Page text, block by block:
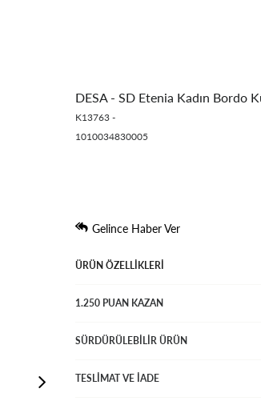
DESA - SD Etenia Kadın Bordo
K13763 -
1010034830005
Gelince Haber Ver
ÜRÜN ÖZELLIKLERI
1.250 PUAN KAZAN
SÜRDÜRÜLEBİLİR ÜRÜN
TESLİMAT VE İADE